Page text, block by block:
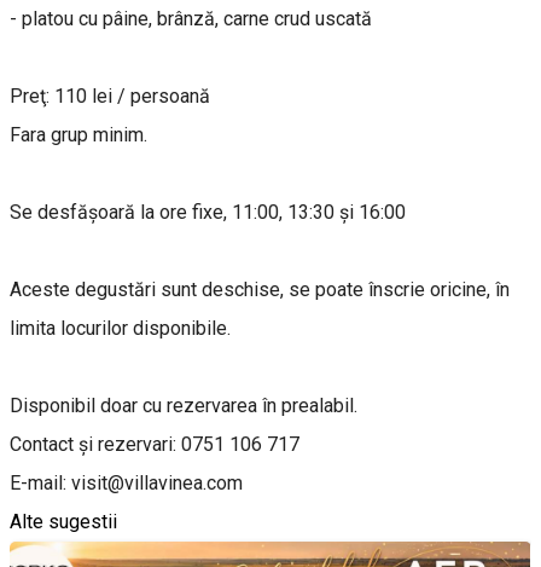
- platou cu pâine, brânză, carne crud uscată
Preţ: 110 lei / persoană
Fara grup minim.
Se desfășoară la ore fixe, 11:00, 13:30 și 16:00
Aceste degustări sunt deschise, se poate înscrie oricine, în
limita locurilor disponibile.
Disponibil doar cu rezervarea în prealabil.
Contact şi rezervari: 0751 106 717
E-mail: visit@villavinea.com
Alte sugestii